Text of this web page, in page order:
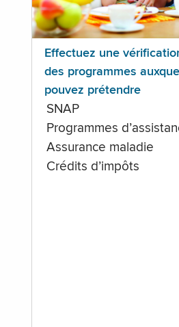
Effectuez une
des programmes
pouvez prétendre
SNAP
Programmes
Assurance maladie
Crédits d’impôts